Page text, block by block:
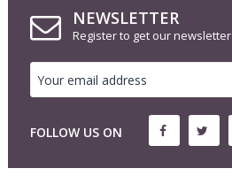
NEWSLETTER
Register to get our newsletter
FOLLOW US ON